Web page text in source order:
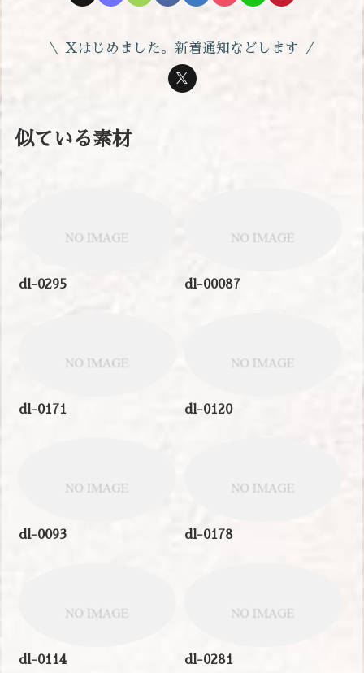
Xはじめました。新着通知などします
似ている素材
dl-0295 dl-00087
dl-0171 dl-0120
dl-0093 dl-0178
dl-0114 dl-0281